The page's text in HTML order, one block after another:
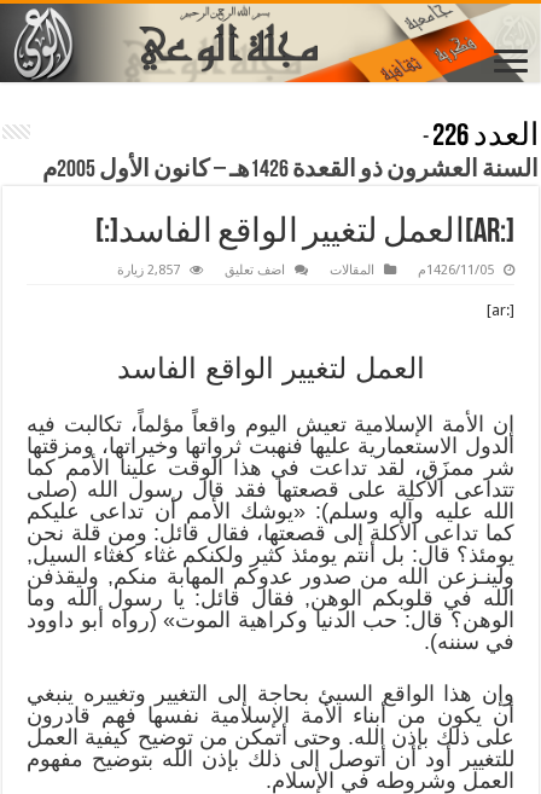
العدد 226
-
السنة العشرون ذو القعدة 1426هـ – كانون الأول 2005م
[:ar]العمل لتغيير الواقع الفاسد[:]
1426/11/05م المقالات اضف تعليق 2,857 زيارة
[:ar]
العمل لتغيير الواقع الفاسد
إن الأمة الإسلامية تعيش اليوم واقعاً مؤلماً، تكالبت فيه
الدول الاستعمارية عليها فنهبت ثرواتها وخيراتها، ومزقتها
شر ممزَق، لقد تداعت في هذا الوقت علينا الأمم كما
تتداعى الأكلة على قصعتها فقد قال رسول الله (صلى
الله عليه وآله وسلم): «يوشك الأمم أن تداعى عليكم
كما تداعى الأكلة إلى قصعتها، فقال قائل: ومن قلة نحن
يومئذ؟ قال: بل أنتم يومئذ كثير ولكنكم غثاء كغثاء السيل,
ولينـزعن الله من صدور عدوكم المهابة منكم, وليقذفن
الله في قلوبكم الوهن, فقال قائل: يا رسول الله وما
الوهن؟ قال: حب الدنيا وكراهية الموت» (رواه أبو داوود
في سننه).
وإن هذا الواقع السيئ بحاجة إلى التغيير وتغييره ينبغي
أن يكون من أبناء الأمة الإسلامية نفسها فهم قادرون
على ذلك بإذن الله. وحتى أتمكن من توضيح كيفية العمل
للتغيير أود أن أتوصل إلى ذلك بإذن الله بتوضيح مفهوم
العمل وشروطه في الإسلام.